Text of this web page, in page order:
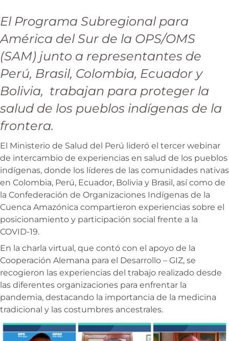
El Programa Subregional para
América del Sur de la OPS/OMS
(SAM) junto a representantes de
Perú, Brasil, Colombia, Ecuador y
Bolivia, trabajan para proteger la
salud de los pueblos indígenas de la
frontera.
El Ministerio de Salud del Perú lideró el tercer webinar
de intercambio de experiencias en salud de los pueblos
indígenas, donde los líderes de las comunidades nativas
en Colombia, Perú, Ecuador, Bolivia y Brasil, así como de
la Confederación de Organizaciones Indígenas de la
Cuenca Amazónica compartieron experiencias sobre el
posicionamiento y participación social frente a la
COVID-19.
En la charla virtual, que contó con el apoyo de la
Cooperación Alemana para el Desarrollo – GIZ, se
recogieron las experiencias del trabajo realizado desde
las diferentes organizaciones para enfrentar la
pandemia, destacando la importancia de la medicina
tradicional y las costumbres ancestrales.